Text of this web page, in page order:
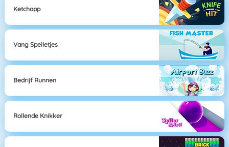
Ketchapp
Vang Spelletjes
Bedrijf Runnen
Rollende Knikker